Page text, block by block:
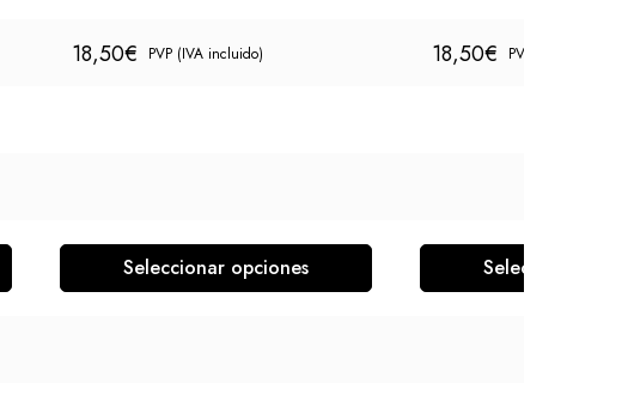
18,50€ PVP (IVA incluido) 18,50€ PVP (IVA incluido)
Seleccionar opciones Seleccionar